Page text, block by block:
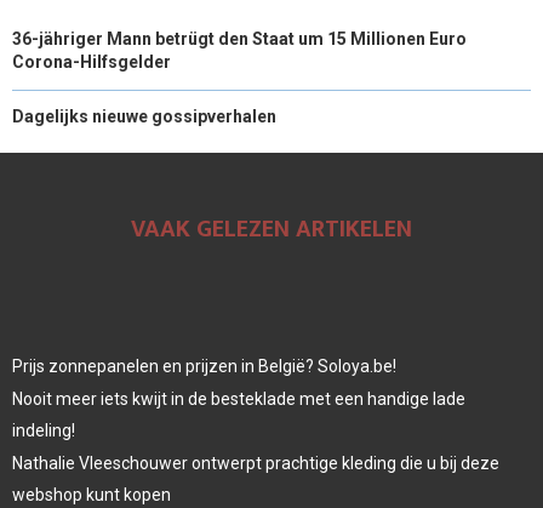
36-jähriger Mann betrügt den Staat um 15 Millionen Euro
Corona-Hilfsgelder
Dagelijks nieuwe gossipverhalen
VAAK GELEZEN ARTIKELEN
Prijs zonnepanelen en prijzen in België? Soloya.be!
Nooit meer iets kwijt in de besteklade met een handige lade
indeling!
Nathalie Vleeschouwer ontwerpt prachtige kleding die u bij deze
webshop kunt kopen